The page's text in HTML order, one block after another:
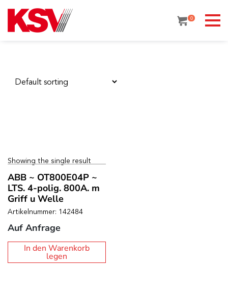
content
0
Showing the single result
ABB ~ OT800E04P ~
LTS. 4-polig. 800A. m
Griff u Welle
Artikelnummer: 142484
Auf Anfrage
In den Warenkorb
legen